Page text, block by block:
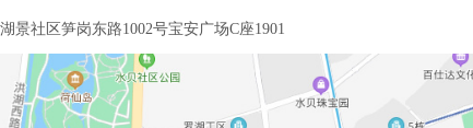
景社区笋岗东路1002号宝安广场C座1901